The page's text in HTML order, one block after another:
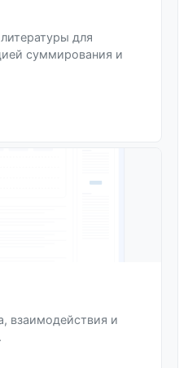
для
суммирования и
взаимодействия и